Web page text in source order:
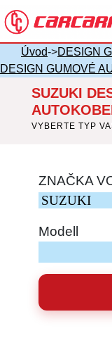
Úvod->DESIGN
DESIGN GUMOVÉ
SUZUKI
VYBERTE TYP
ZNAČKA
Modell